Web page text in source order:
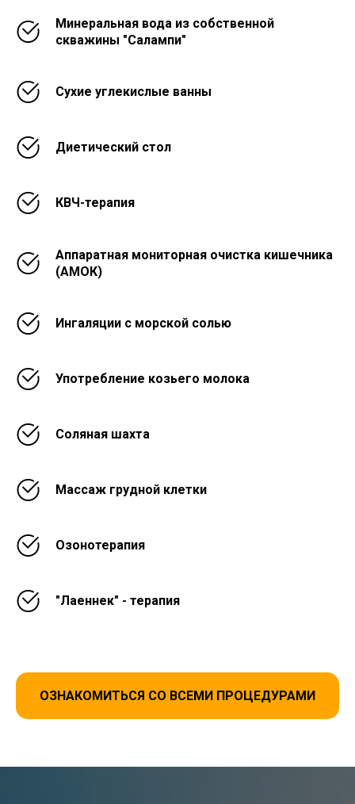
Минеральная вода из собственной
скважины "Салампи"
Сухие углекислые ванны
Диетический стол
КВЧ-терапия
Аппаратная мониторная очистка кишечника
(АМОК)
Ингаляции с морской солью
Употребление козьего молока
Соляная шахта
Массаж грудной клетки
Озонотерапия
"Лаеннек" - терапия
ОЗНАКОМИТЬСЯ СО ВСЕМИ ПРОЦЕДУРАМИ